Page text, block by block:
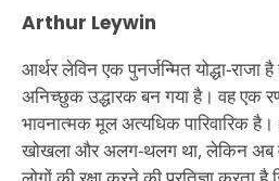
Arthur Leywin
आर्थर लेविन एक पुनर्जन्मित योद्धा-राजा
अनिच्छुक उद्धारक बन गया है। वह एक
भावनात्मक मूल अत्यधिक पारिवारिक
खोखला और अलग-थलग था, लेकिन अब